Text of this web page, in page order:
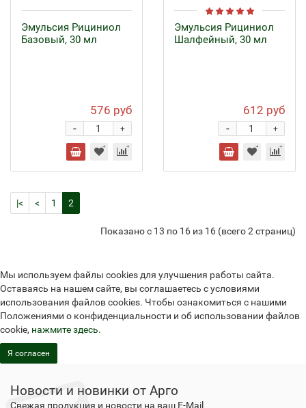
Эмульсия Рициниол
Базовый, 30 мл
576 руб
+
-
Эмульсия Рициниол
Шалфейный, 30 мл
612 руб
+
-
|< < 1 2
Показано с 13 по 16 из 16 (всего 2 страниц)
Мы используем файлы cookies для улучшения работы сайта.
Оставаясь на нашем сайте, вы соглашаетесь с условиями
использования файлов cookies. Чтобы ознакомиться с нашими
Положениями о конфиденциальности и об использовании файлов
cookie, нажмите здесь.
Я согласен
Новости и новинки от Арго
Свежая продукция и новости на ваш E-Mail